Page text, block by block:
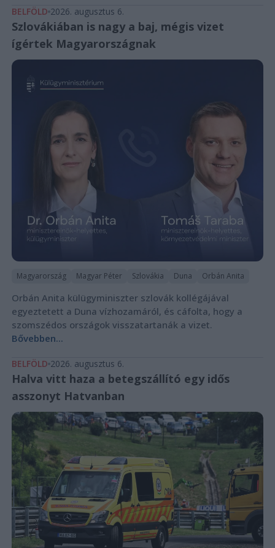
BELFÖLD 2026. augusztus 6.
Szlovákiában is nagy a baj, mégis vizet
ígértek Magyarországnak
Magyarország Magyar Péter Szlovákia Duna Orbán Anita
Orbán Anita külügyminiszter szlovák kollégájával
egyeztetett a Duna vízhozamáról, és cáfolta, hogy a
szomszédos országok visszatartanák a vizet.
Bővebben...
BELFÖLD 2026. augusztus 6.
Halva vitt haza a betegszállító egy idős
asszonyt Hatvanban